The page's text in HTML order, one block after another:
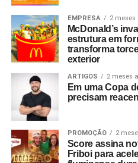
EMPRESA 2 meses
McDonald’s
estrutura em
transforma
exterior
ARTIGOS 2 meses
Em uma Copa
precisam
PROMOÇÃO 2
Score assina
Friboi para